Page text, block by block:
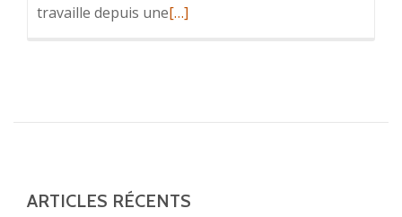
travaille depuis uneEn
Culturelle
Normandie
[…]
ARTICLES RÉCENTS